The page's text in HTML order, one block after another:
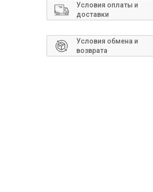
Условия оплаты и
доставки
Условия обмена и
возврата